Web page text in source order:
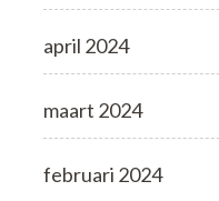
april 2024
maart 2024
februari 2024